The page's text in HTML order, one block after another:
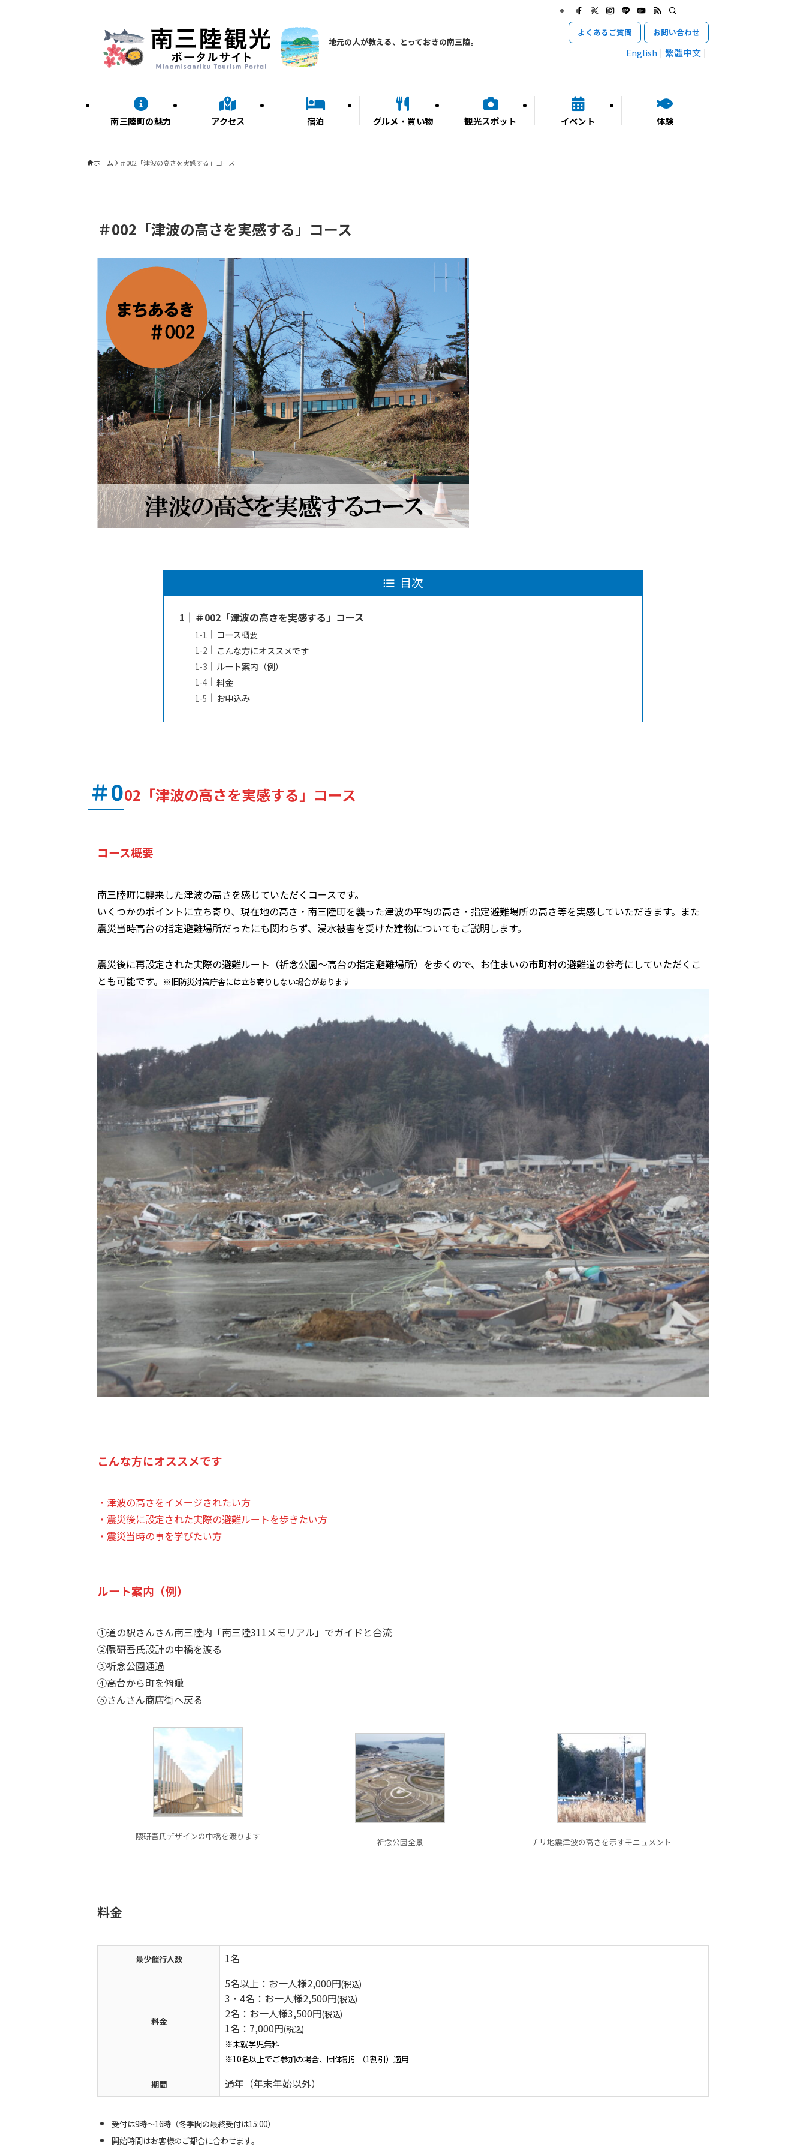
地元の人が教える、とっておきの南三陸。
南三陸町の魅力 アクセス 宿泊 グルメ・買い物 観光スポット イベント 体験
よくあるご質問 お問い合わせ
English 繁體中文
ホーム ＃002「津波の高さを実感する」コース
＃002「津波の高さを実感する」コース
目次
＃002「津波の高さを実感する」コース
コース概要
こんな方にオススメです
ルート案内（例）
料金
お申込み
＃002「津波の高さを実感する」コース
コース概要
南三陸町に襲来した津波の高さを感じていただくコースです。
いくつかのポイントに立ち寄り、現在地の高さ・南三陸町を襲った津波の平均の高さ・指定避難場所の高さ等を実感していただきます。また
震災当時高台の指定避難場所だったにも関わらず、浸水被害を受けた建物についてもご説明します。
震災後に再設定された実際の避難ルート（祈念公園～高台の指定避難場所）を歩くので、お住まいの市町村の避難道の参考にしていただくこ
とも可能です。
※旧防災対策庁舎には立ち寄りしない場合があります
こんな方にオススメです
・津波の高さをイメージされたい方
・震災後に設定された実際の避難ルートを歩きたい方
・震災当時の事を学びたい方
ルート案内（例）
①道の駅さんさん南三陸内「南三陸311メモリアル」でガイドと合流
②隈研吾氏設計の中橋を渡る
③祈念公園通過
④高台から町を俯瞰
⑤さんさん商店街へ戻る
隈研吾氏デザインの中橋を渡ります
祈念公園全景 チリ地震津波の高さを示すモニュメント
料金
最少催行人数 1名
料金
5名以上：お一人様2,000円(税込)
3・4名：お一人様2,500円(税込)
2名：お一人様3,500円(税込)
1名：7,000円(税込)
※未就学児無料
※10名以上でご参加の場合、団体割引（1割引）適用
期間 通年（年末年始以外）
受付は9時～16時（冬季間の最終受付は15:00）
開始時間はお客様のご都合に合わせます。